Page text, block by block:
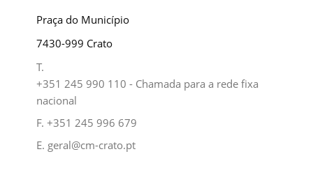
Praça do Município
7430-999 Crato
T.
+351 245 990 110 - Chamada para a rede fixa
nacional
F.+351 245 996 679
E. geral@cm-crato.pt